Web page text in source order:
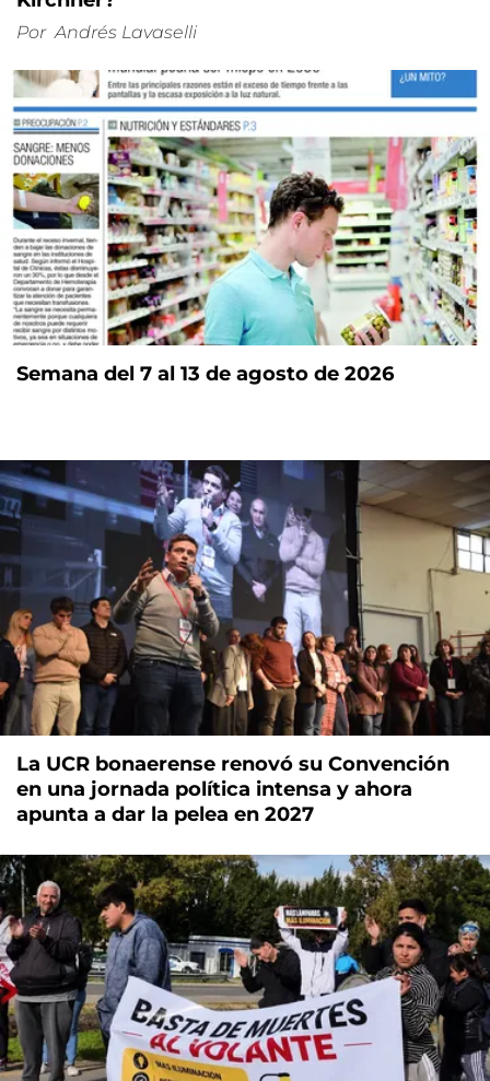
Por Andrés Lavaselli
Semana del 7 al 13 de agosto de 2026
La UCR bonaerense renovó su Convención
en una jornada política intensa y ahora
apunta a dar la pelea en 2027